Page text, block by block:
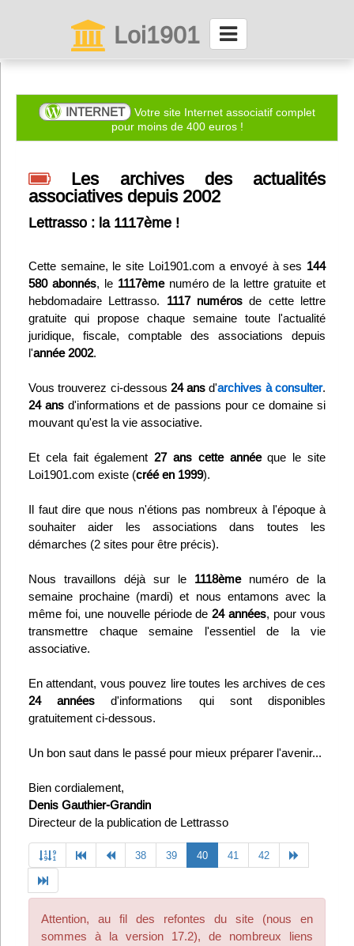
Loi1901
Connexion
Menu général
ServiceAsso
Partager
VieAsso
Divers
Abo Lettrasso
Nous contacter
INTERNET
Votre site Internet associatif complet
pour moins de 400 euros !
Les archives des actualités
associatives depuis 2002
Lettrasso : la 1117ème !
Cette semaine, le site Loi1901.com a envoyé à ses 144
580 abonnés, le 1117èmenuméro de la lettre gratuite et
hebdomadaire Lettrasso. 1117 numéros de cette lettre
gratuite qui propose chaque semaine toute l'actualité
juridique, fiscale, comptable des associations depuis
l'année 2002.
Vous trouverez ci-dessous 24 ans d'archives à consulter.
24 ans d'informations et de passions pour ce domaine si
mouvant qu'est la vie associative.
Et cela fait également27 ans cette annéeque le site
Loi1901.com existe (créé en 1999).
Il faut dire que nous n'étions pas nombreux à l'époque à
souhaiter aider les associations dans toutes les
démarches (2 sites pour être précis).
Nous travaillons déjà sur le 1118èmenuméro de la
semaine prochaine (mardi) et nous entamons avec la
même foi, une nouvelle période de24 années, pour vous
transmettre chaque semaine l'essentiel de la vie
associative.
En attendant, vous pouvez lire toutes les archives de ces
24 années d'informations qui sont disponibles
gratuitement ci-dessous.
Un bon saut dans le passé pour mieux préparer l'avenir...
Bien cordialement,
Denis Gauthier-Grandin
Directeur de la publication de Lettrasso
Previous
38 39 40(current)
41 42
Attention, au fil des refontes du site (nous en
sommes à la version 17.2), de nombreux liens